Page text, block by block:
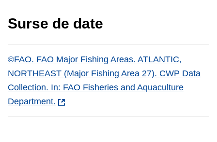
Surse de date
©FAO. FAO Major Fishing Areas. ATLANTIC,
NORTHEAST (Major Fishing Area 27). CWP Data
Collection. In: FAO Fisheries and Aquaculture
Department.